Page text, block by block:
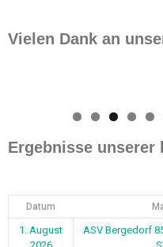
Vielen Dank an
Ergebnisse unserer
Datum
1. August
ASV Bergedorf